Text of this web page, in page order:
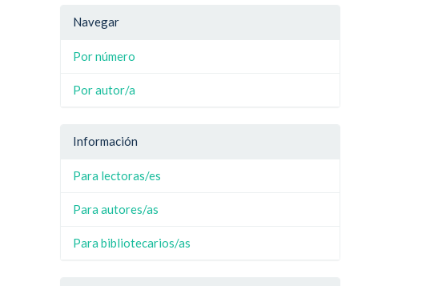
Navegar
Por número
Por autor/a
Información
Para lectoras/es
Para autores/as
Para bibliotecarios/as